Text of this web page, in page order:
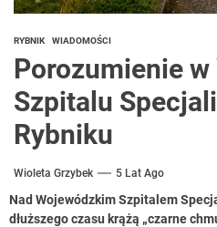
RYBNIK WIADOMOŚCI
Porozumienie
Szpitalu
Rybniku
Wioleta Grzybek 5 Lat Ago
Nad Wojewódzkim Szpitalem
dłuższego czasu krążą „czarne